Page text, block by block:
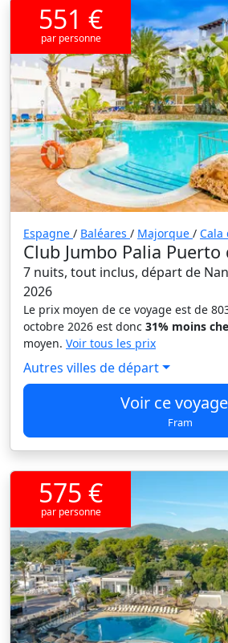
551 €
par personne
Espagne / Baléares / Majorque / Cala
Club Jumbo Palia Puerto
7 nuits, tout inclus, départ de
2026
Le prix moyen de ce voyage est de
octobre 2026 est donc 31% moins
moyen. Voir tous les prix
Autres villes de départ
Voir ce
Fram
575 €
par personne